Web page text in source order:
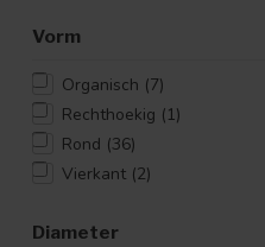
Vorm
Organisch (7)
Rechthoekig (1)
Rond (36)
Vierkant (2)
Diameter